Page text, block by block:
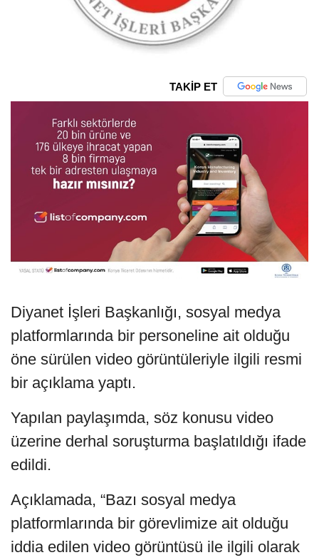
TAKİP ET
Diyanet İşleri Başkanlığı, sosyal medya
platformlarında bir personeline ait olduğu
öne sürülen video görüntüleriyle ilgili resmi
bir açıklama yaptı.
Yapılan paylaşımda, söz konusu video
üzerine derhal soruşturma başlatıldığı ifade
edildi.
Açıklamada, “Bazı sosyal medya
platformlarında bir görevlimize ait olduğu
iddia edilen video görüntüsü ile ilgili olarak